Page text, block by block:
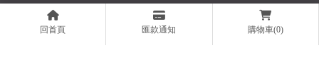
回首頁 匯款通知 購物車(0)
舊機收購 購物商城